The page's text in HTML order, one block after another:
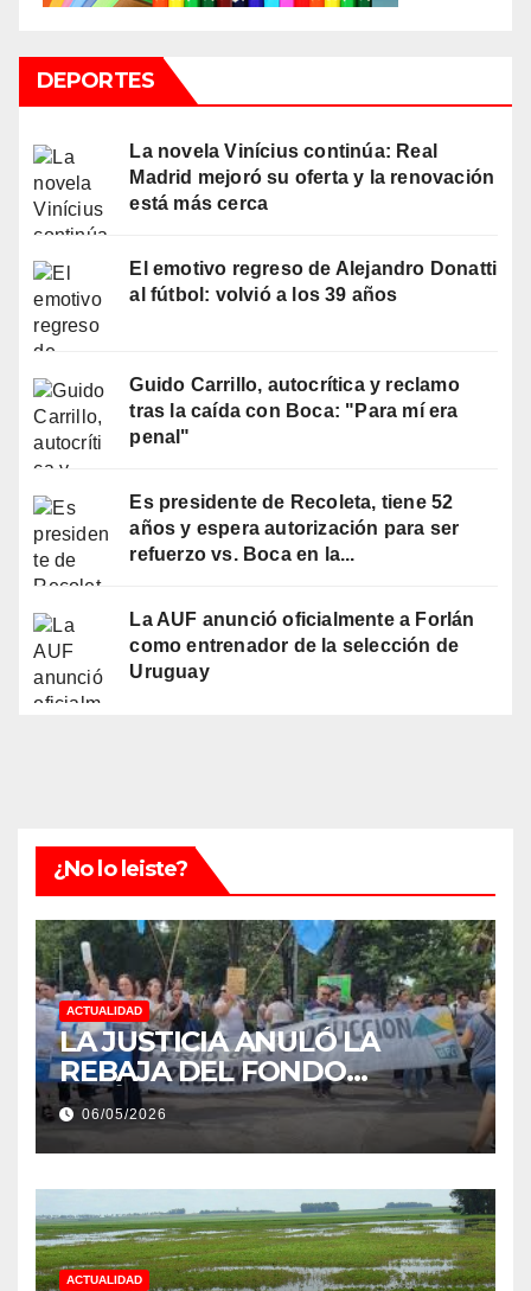
DEPORTES
La novela Vinícius continúa: Real
Madrid mejoró su oferta y la renovación
está más cerca
El emotivo regreso de Alejandro Donatti
al fútbol: volvió a los 39 años
Guido Carrillo, autocrítica y reclamo
tras la caída con Boca: "Para mí era
penal"
Es presidente de Recoleta, tiene 52
años y espera autorización para ser
refuerzo vs. Boca en la...
La AUF anunció oficialmente a Forlán
como entrenador de la selección de
Uruguay
¿No lo leiste?
ACTUALIDAD
LA JUSTICIA ANULÓ LA
REBAJA DEL FONDO
ESTÍMULO A EMPLEADOS DE
PRODUCCIÓN DE LA
PROVINCIA DEL CHACO
06/05/2026
ACTUALIDAD